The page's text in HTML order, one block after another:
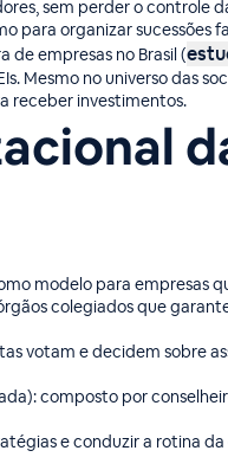
sem perder o controle
para organizar sucessões
de empresas no Brasil (
Mesmo no universo das
receber investimentos.
modelo para empresas
colegiados que
votam e decidem sobre
composto por
e conduzir a rotina